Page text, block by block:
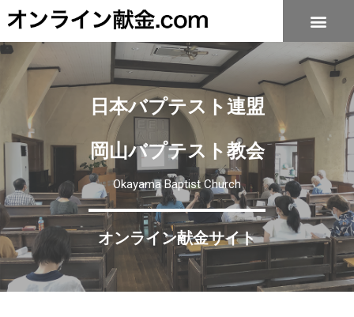
日本バプテスト連盟
岡山バプテスト教会
Okayama Baptist Church
オンライン献金サイト